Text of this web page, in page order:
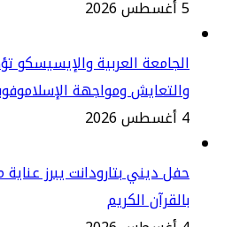
العربية والإيسيسكو تؤكدان
ومواجهة الإسلاموفوبيا
ديني بتارودانت يبرز عناية ملوك
الكريم